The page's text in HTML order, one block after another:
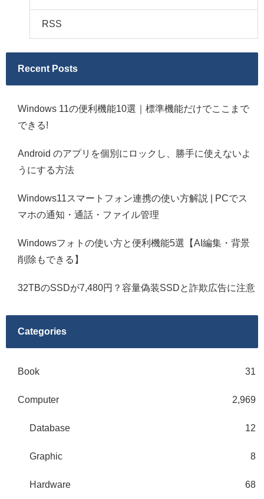
RSS
Recent Posts
Windows 11の便利機能10選｜標準機能だけでここまで
できる!
Android のアプリを個別にロックし、勝手に使えないよ
うにする方法
Windows11スマートフォン連携の使い方解説 | PCでス
マホの通知・通話・ファイル管理
Windowsフォトの使い方と便利機能5選【AI編集・背景
削除もできる】
32TBのSSDが7,480円？容量偽装SSDと詐欺広告に注意
Categories
Book 31
Computer 2,969
Database 12
Graphic 8
Hardware 68